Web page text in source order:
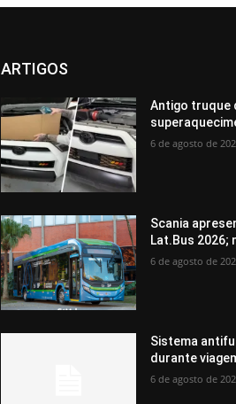
ARTIGOS
Antigo truque
6 de agosto de
Scania
Lat.Bus 2026;
6 de agosto de
Sistema
durante
6 de agosto de